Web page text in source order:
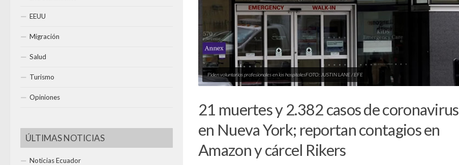
Piden voluntarios profesionales en los hospitalesFOTO: JUSTIN LANE / EFE
21 muertes y 2.382 casos de coronavirus
en Nueva York; reportan contagios en
Amazon y cárcel Rikers
EEUU
Migración
Salud
Turismo
Opiniones
ÚLTIMAS NOTICIAS
Noticias Ecuador